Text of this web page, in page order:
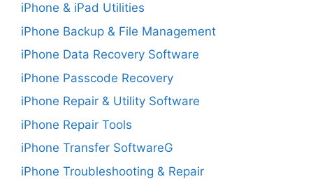
iPhone & iPad Utilities
iPhone Backup & File Management
iPhone Data Recovery Software
iPhone Passcode Recovery
iPhone Repair & Utility Software
iPhone Repair Tools
iPhone Transfer SoftwareG
iPhone Troubleshooting & Repair